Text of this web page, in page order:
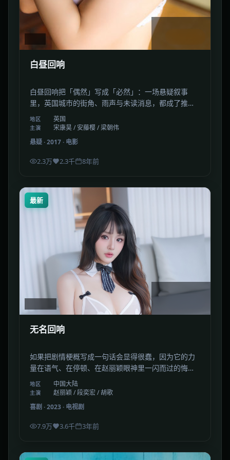
白昼回响
白昼回响把「偶然」写成「必然」：一场悬疑叙事
里，英国城市的街角、雨声与未读消息，都成了推人
物走向抉择的齿轮。
地区 英国
主演
宋康昊 / 安藤樱 / 梁朝伟
悬疑 ·2017 · 电影
2.3万 2.3千 8年前
最新
无名回响
如果把剧情梗概写成一句话会显得很蠢，因为它的力
量在语气、在停顿、在赵丽颖眼神里一闪而过的悔
意。
地区 中国大陆
主演
赵丽颖 / 段奕宏 / 胡歌
喜剧 ·2023 · 电视剧
7.9万 3.6千 3年前